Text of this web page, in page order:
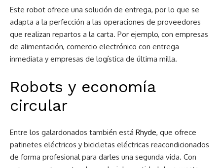
Este robot ofrece una solución de entrega, por lo que se
adapta a la perfección a las operaciones de proveedores
que realizan repartos a la carta. Por ejemplo, con empresas
de alimentación, comercio electrónico con entrega
inmediata y empresas de logística de última milla.
Robots y economía
circular
Entre los galardonados también está Rhyde, que ofrece
patinetes eléctricos y bicicletas eléctricas reacondicionados
de forma profesional para darles una segunda vida. Con